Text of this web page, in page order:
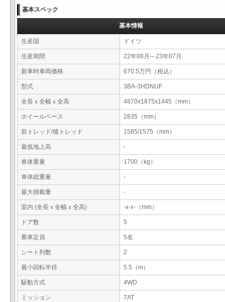
基本スペック
基本情報
生産国 ドイツ
生産期間 22年08月～23年07月
新車時車両価格 670.5万円（税込）
型式 3BA-3HDNUF
全長ｘ全幅ｘ全高 4870x1875x1445（mm）
ホイールベース 2835（mm）
前トレッド/後トレッド 1585/1575（mm）
最低地上高 -
車体重量 1700（kg）
車体総重量 -
最大積載量 -
室内 (全長ｘ全幅ｘ全高) -x-x-（mm）
ドア数 5
乗車定員 5名
シート列数 2
最小回転半径 5.5（m）
駆動方式 4WD
ミッション 7AT